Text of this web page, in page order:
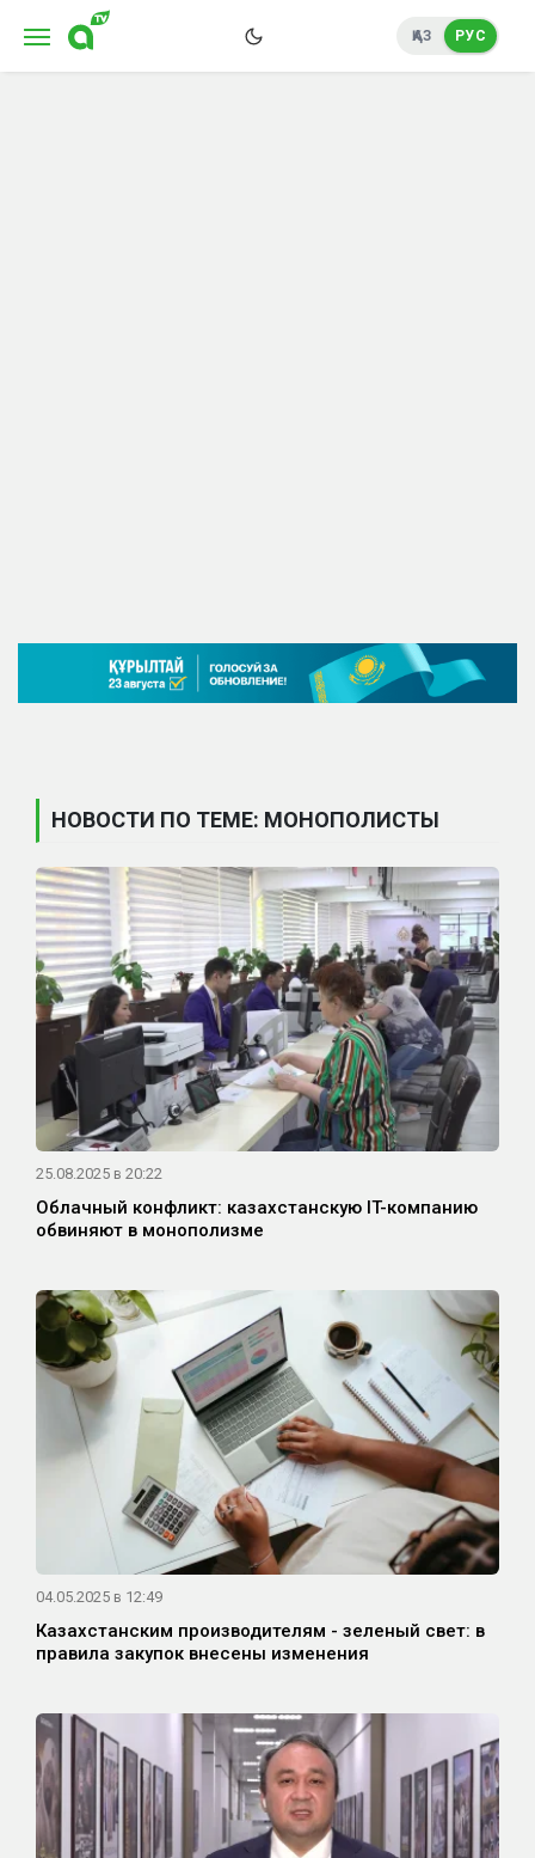
ҚАЗ РУС
НОВОСТИ ПО ТЕМЕ: МОНОПОЛИСТЫ
25.08.2025 в 20:22
Облачный конфликт: казахстанскую IT-компанию
обвиняют в монополизме
04.05.2025 в 12:49
Казахстанским производителям - зеленый свет: в
правила закупок внесены изменения